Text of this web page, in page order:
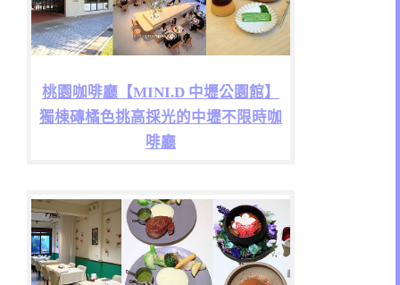
桃園咖啡廳【MINI.D 中壢公園館】
獨棟磚橘色挑高採光的中壢不限時咖
啡廳